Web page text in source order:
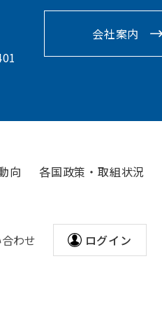
会社案内
向 各国政策・取組状況
わせ ログイン